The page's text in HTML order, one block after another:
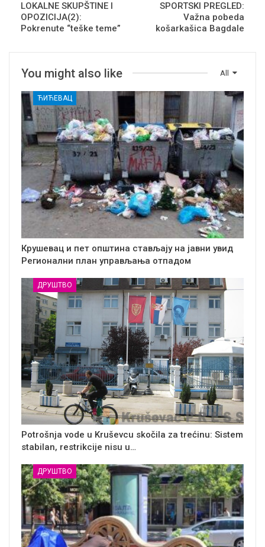
LOKALNE SKUPŠTINE I
OPOZICIJA(2):
Pokrenute “teške teme”
SPORTSKI PREGLED:
Važna pobeda
košarkašica Bagdale
All
You might also like
ЋИЋЕВАЦ
Крушевац и пет општина стављају на јавни увид
Регионални план управљања отпадом
ДРУШТВО
Potrošnja vode u Kruševcu skočila za trećinu: Sistem
stabilan, restrikcije nisu u…
ДРУШТВО